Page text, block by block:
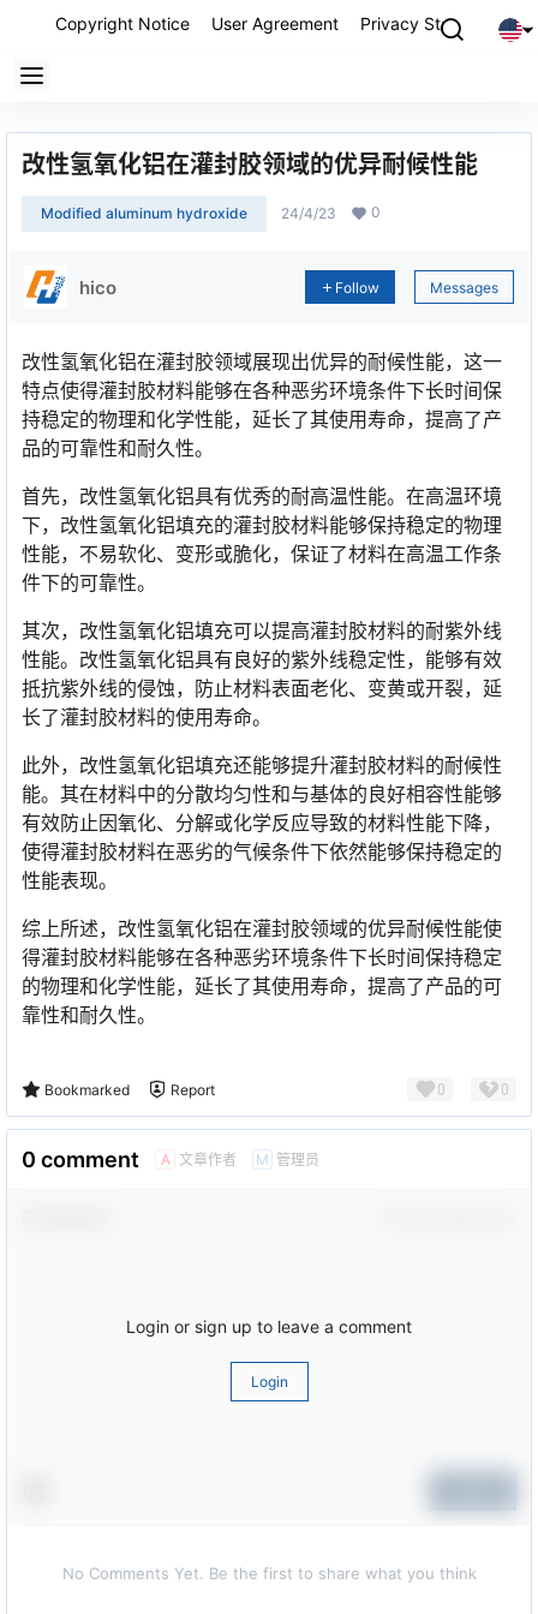
Copyright Notice User Agreement Privacy Statement
改性氢氧化铝在灌封胶领域的优异耐候性能
Modified aluminum hydroxide 24/4/23 0
hico Follow Messages
改性氢氧化铝在灌封胶领域展现出优异的耐候性能，这一
特点使得灌封胶材料能够在各种恶劣环境条件下长时间保
持稳定的物理和化学性能，延长了其使用寿命，提高了产
品的可靠性和耐久性。
首先，改性氢氧化铝具有优秀的耐高温性能。在高温环境
下，改性氢氧化铝填充的灌封胶材料能够保持稳定的物理
性能，不易软化、变形或脆化，保证了材料在高温工作条
件下的可靠性。
其次，改性氢氧化铝填充可以提高灌封胶材料的耐紫外线
性能。改性氢氧化铝具有良好的紫外线稳定性，能够有效
抵抗紫外线的侵蚀，防止材料表面老化、变黄或开裂，延
长了灌封胶材料的使用寿命。
此外，改性氢氧化铝填充还能够提升灌封胶材料的耐候性
能。其在材料中的分散均匀性和与基体的良好相容性能够
有效防止因氧化、分解或化学反应导致的材料性能下降，
使得灌封胶材料在恶劣的气候条件下依然能够保持稳定的
性能表现。
综上所述，改性氢氧化铝在灌封胶领域的优异耐候性能使
得灌封胶材料能够在各种恶劣环境条件下长时间保持稳定
的物理和化学性能，延长了其使用寿命，提高了产品的可
靠性和耐久性。
Bookmarked Report 0 0
0 comment A 文章作者 M 管理员
Login or sign up to leave a comment
Login
No Comments Yet. Be the first to share what you think